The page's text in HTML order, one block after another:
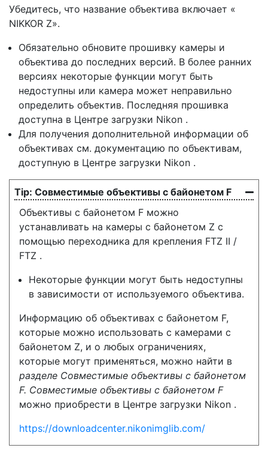
Убедитесь, что название объектива включает «
NIKKOR Z».
Обязательно обновите прошивку камеры и
объектива до последних версий. В более ранних
версиях некоторые функции могут быть
недоступны или камера может неправильно
определить объектив. Последняя прошивка
доступна в Центре загрузки Nikon .
Для получения дополнительной информации об
объективах см. документацию по объективам,
доступную в Центре загрузки Nikon .
Совместимые объективы с байонетом F
Объективы с байонетом F можно
устанавливать на камеры с байонетом Z с
помощью переходника для крепления FTZ II /
FTZ .
Некоторые функции могут быть недоступны
в зависимости от используемого объектива.
Информацию об объективах с байонетом F,
которые можно использовать с камерами с
байонетом Z, и о любых ограничениях,
которые могут применяться, можно найти в
разделе Совместимые объективы с байонетом
F. Совместимые объективы с байонетом F
можно приобрести в Центре загрузки Nikon .
https://downloadcenter.nikonimglib.com/